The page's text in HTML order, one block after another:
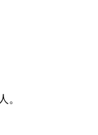
。